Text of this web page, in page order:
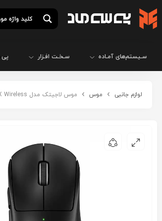
سـیستم‌های آمـاده سـخـت افـزار
لوازم جانبی موس موس لاجیتک مدل Logitech G Pro X Superlight 2 DEX Wireless